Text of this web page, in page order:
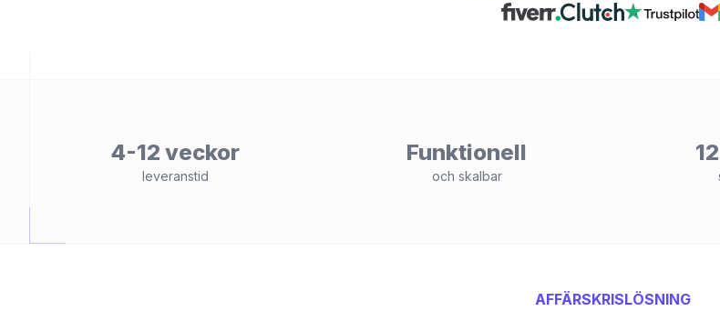
4-12 veckor
leveranstid
Funktionell
och skalbar
AFFÄRSKRISLÖSNING